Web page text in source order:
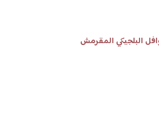
البلجيكي المقرمش